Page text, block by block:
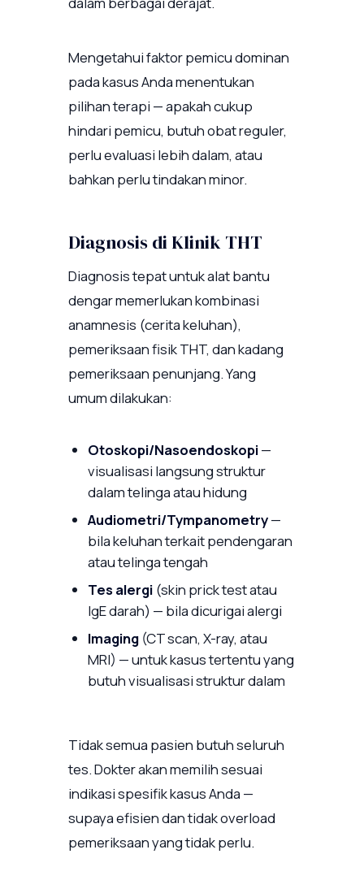
Mengetahui faktor pemicu dominan
pada kasus Anda menentukan
pilihan terapi — apakah cukup
hindari pemicu, butuh obat reguler,
perlu evaluasi lebih dalam, atau
bahkan perlu tindakan minor.
Diagnosis di Klinik THT
Diagnosis tepat untuk alat bantu
dengar memerlukan kombinasi
anamnesis (cerita keluhan),
pemeriksaan fisik THT, dan kadang
pemeriksaan penunjang. Yang
umum dilakukan:
Otoskopi/Nasoendoskopi—
visualisasi langsung struktur
dalam telinga atau hidung
Audiometri/Tympanometry—
bila keluhan terkait pendengaran
atau telinga tengah
Tes alergi (skin prick test atau
IgE darah) — bila dicurigai alergi
Imaging (CT scan, X-ray, atau
MRI) — untuk kasus tertentu yang
butuh visualisasi struktur dalam
Tidak semua pasien butuh seluruh
tes. Dokter akan memilih sesuai
indikasi spesifik kasus Anda —
supaya efisien dan tidak overload
pemeriksaan yang tidak perlu.